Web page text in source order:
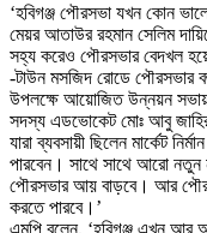
‘হবিগঞ্জ পৌরসভা যখন কোন
মেয়র আতাউর রহমান সেলিম
সহ্য করেও পৌরসভার বেদখল
-টাউন মসজিদ রোডে পৌরসভার
উপলক্ষে আয়োজিত উন্নয়ন
সদস্য এডভোকেট মোঃ আবু জাহির
যারা ব্যবসায়ী ছিলেন মার্কেট
পারবেন। সাথে সাথে আরো নতুন
পৌরসভার আয় বাড়বে। আর
করতে পারবে।’
এমপি বলেন, ‘হবিগঞ্জ এখন আর